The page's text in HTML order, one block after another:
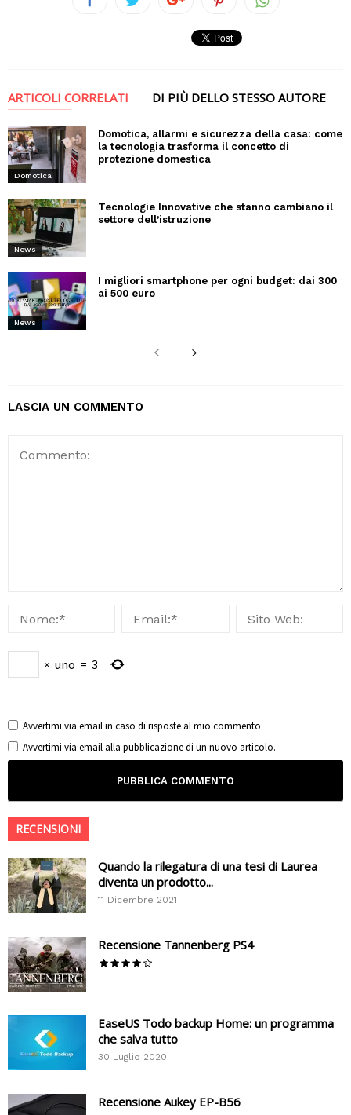
ARTICOLI CORRELATI DI PIÙ DELLO STESSO AUTORE
Domotica
Domotica, allarmi e sicurezza della casa: come
la tecnologia trasforma il concetto di
protezione domestica
News
Tecnologie Innovative che stanno cambiano il
settore dell’istruzione
News
I migliori smartphone per ogni budget: dai 300
ai 500 euro
LASCIA UN COMMENTO
× uno = 3
Avvertimi via email in caso di risposte al mio commento.
Avvertimi via email alla pubblicazione di un nuovo articolo.
RECENSIONI
Quando la rilegatura di una tesi di Laurea
diventa un prodotto...
11 Dicembre 2021
Recensione Tannenberg PS4
EaseUS Todo backup Home: un programma
che salva tutto
30 Luglio 2020
Recensione Aukey EP-B56